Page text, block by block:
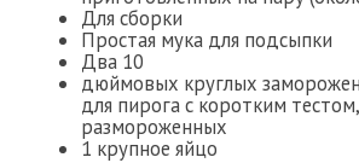
Для сборки
Простая мука для подсыпки
Два 10
дюймовых круглых
для пирога с коротким тестом,
размороженных
1 крупное яйцо